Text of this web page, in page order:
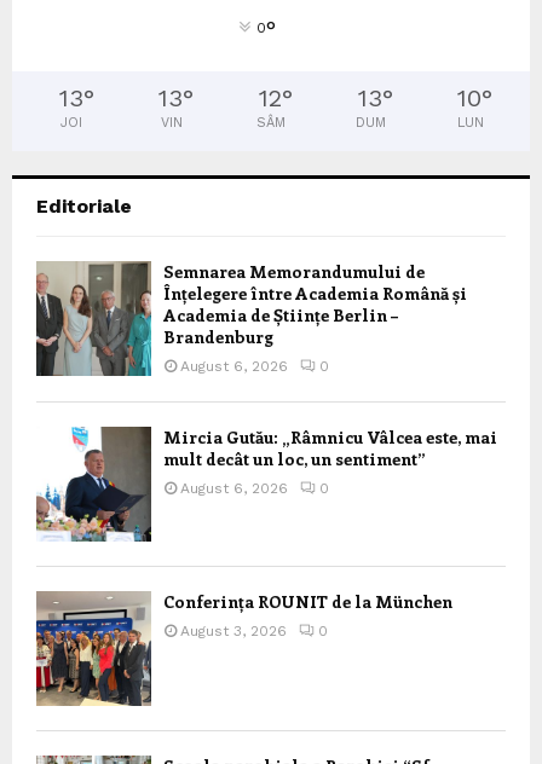
0°
13°
JOI
13°
VIN
12°
SÂM
13°
DUM
10°
LUN
Editoriale
Semnarea Memorandumului de
Înțelegere între Academia Română și
Academia de Științe Berlin –
Brandenburg
August 6, 2026 0
Mircia Gutău: „Râmnicu Vâlcea este, mai
mult decât un loc, un sentiment”
August 6, 2026 0
Conferința ROUNIT de la München
August 3, 2026 0